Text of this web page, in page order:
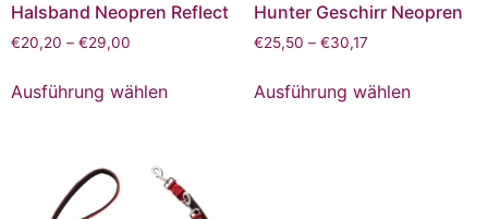
Halsband Neopren Reflect
€20,20 – €29,00
Ausführung wählen
Hunter Geschirr Neopren
€25,50 – €30,17
Ausführung wählen